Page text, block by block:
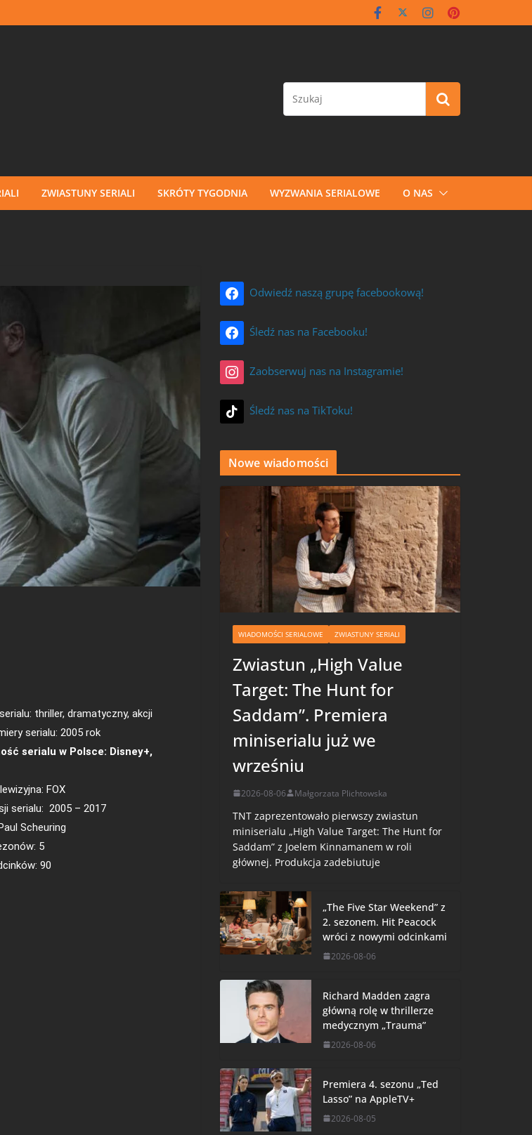
ZWIASTUNY SERIALI SKRÓTY TYGODNIA WYZWANIA SERIALOWE O NAS
thriller, dramatyczny, akcji
serialu: 2005 rok
serialu w Polsce: Disney+,
FOX
serialu: 2005 – 2017
Scheuring
5
90
Odwiedź naszą grupę facebookową!
Śledź nas na Facebooku!
Zaobserwuj nas na Instagramie!
Śledź nas na TikToku!
Nowe wiadomości
WIADOMOŚCI SERIALOWE ZWIASTUNY SERIALI
Zwiastun „High Value
Target: The Hunt for
Saddam”. Premiera
miniserialu już we
wrześniu
2026-08-06 Małgorzata Plichtowska
TNT zaprezentowało pierwszy zwiastun
miniserialu „High Value Target: The Hunt for
Saddam” z Joelem Kinnamanem w roli
głównej. Produkcja zadebiutuje
„The Five Star Weekend” z
2. sezonem. Hit Peacock
wróci z nowymi odcinkami
2026-08-06
Richard Madden zagra
główną rolę w thrillerze
medycznym „Trauma”
2026-08-06
Premiera 4. sezonu „Ted
Lasso” na AppleTV+
2026-08-05